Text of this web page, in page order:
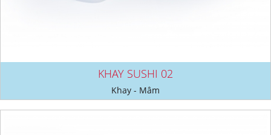
KHAY SUSHI 02
Khay - Mâm